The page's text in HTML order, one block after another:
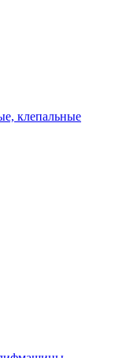
клепальные